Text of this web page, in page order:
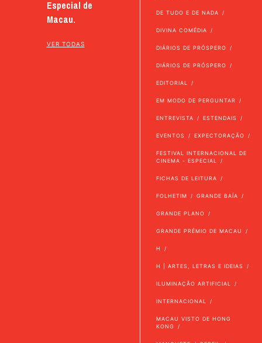
Especial de
Macau.
VER TODAS
DE TUDO E DE NADA
DIVINA COMÉDIA
DIÁRIOS DE PRÓSPERO
DIÁRIOS DE PRÓSPERO
EDITORIAL
EM MODO DE PERGUNTAR
ENTREVISTA ESTENDAIS
EVENTOS EXPECTORAÇÃO
FESTIVAL INTERNACIONAL DE
CINEMA - ESPECIAL
FICHAS DE LEITURA
FOLHETIM GRANDE BAÍA
GRANDE PLANO
GRANDE PRÉMIO DE MACAU
H
H | ARTES, LETRAS E IDEIAS
ILUMINAÇÃO ARTIFICIAL
INTERNACIONAL
MACAU VISTO DE HONG
KONG